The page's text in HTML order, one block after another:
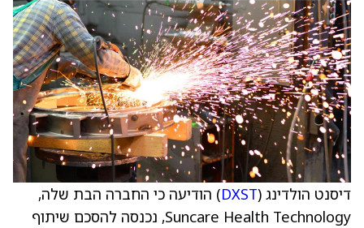
דיסנט הולדינג (DXST) הודיעה כי החברה הבת שלה,
Suncare Health Technology, נכנסה להסכם שיתוף